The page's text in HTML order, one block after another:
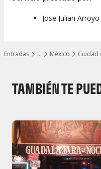
…
Mostrar todos los
Entradas México Ciudad
Jose Julian
TAMBIÉN TE